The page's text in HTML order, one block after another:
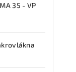
35 - VP